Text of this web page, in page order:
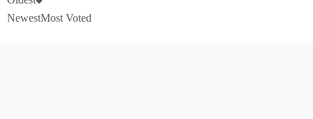
NewestMost Voted